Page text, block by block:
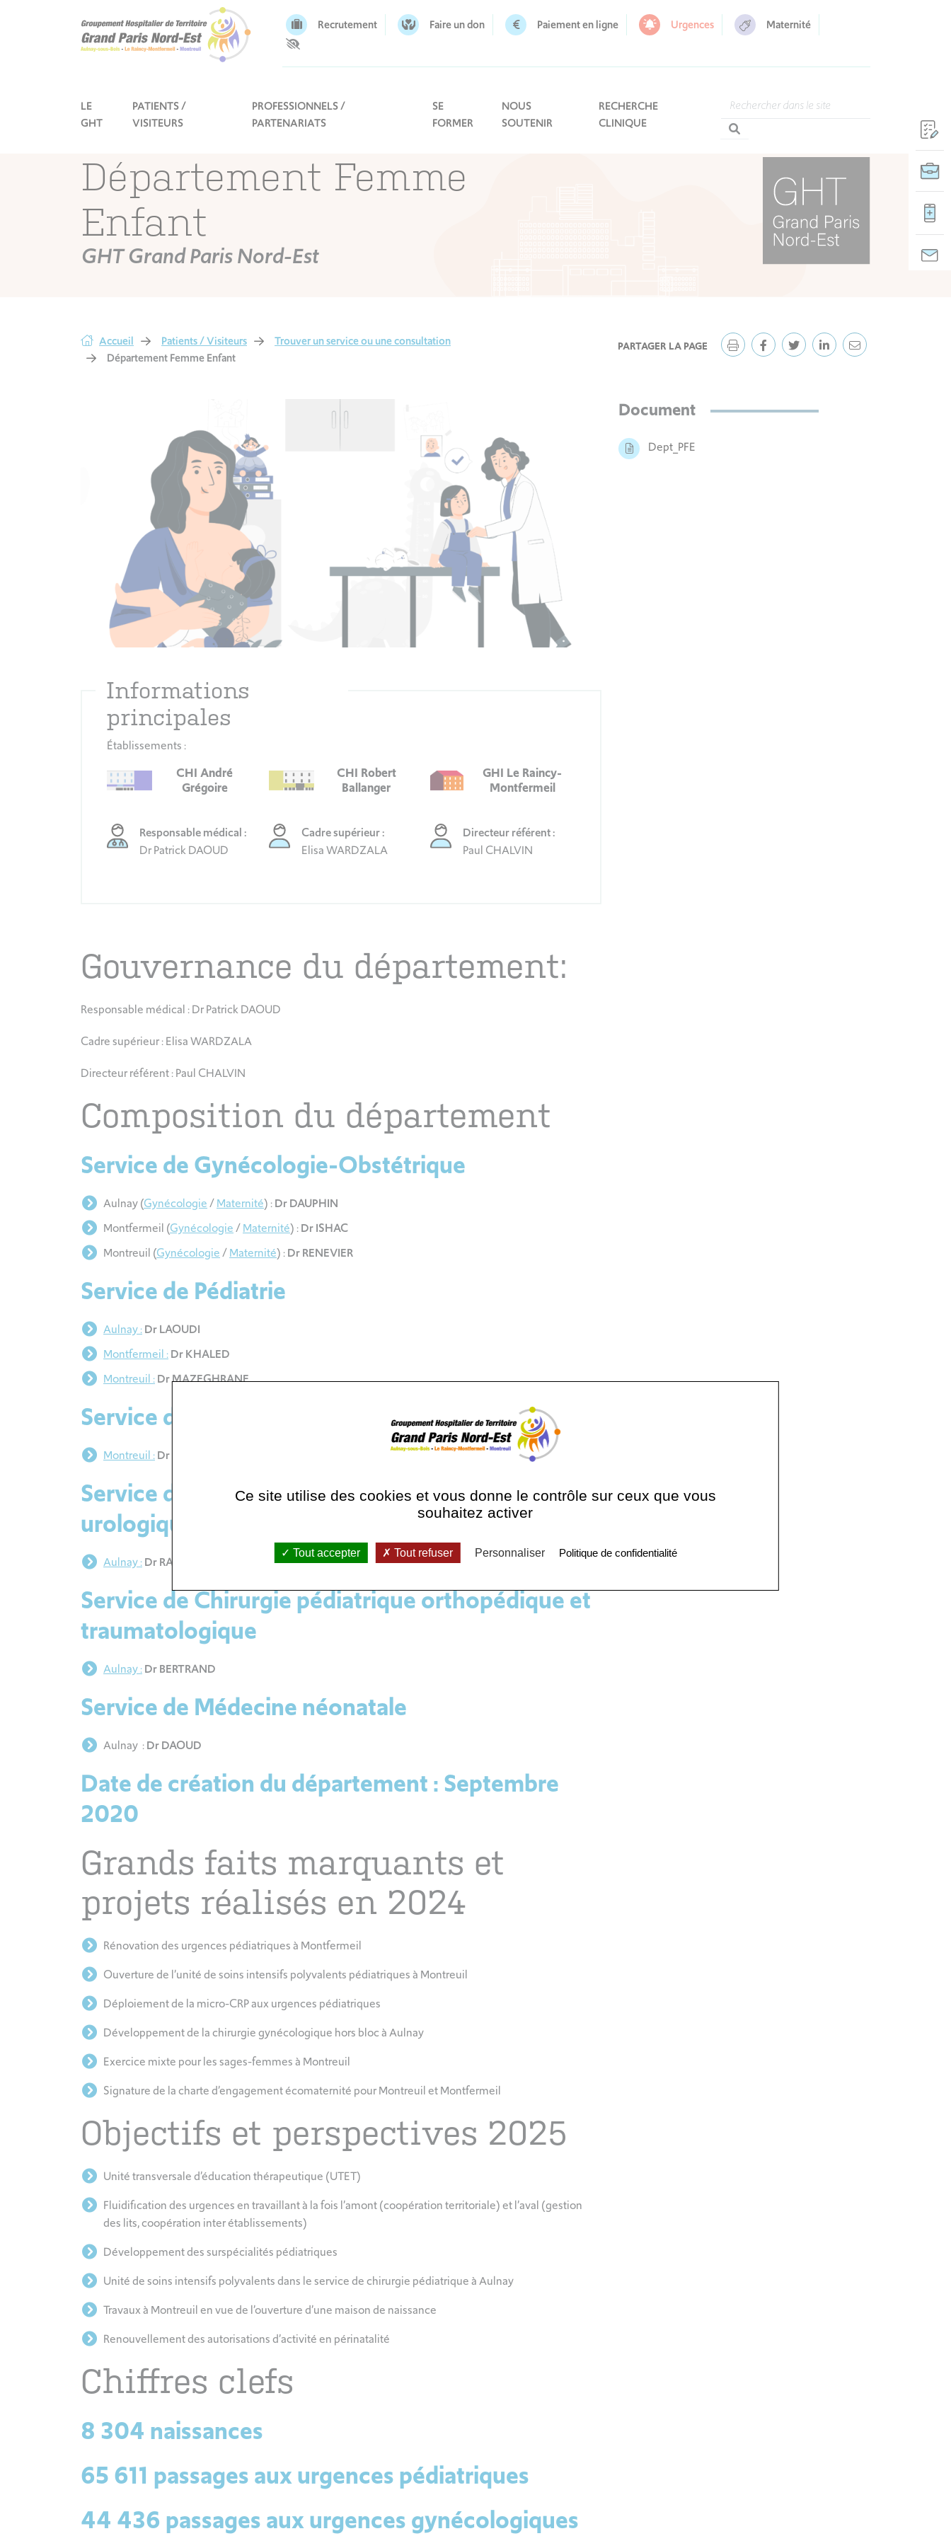
Recrutement Faire un don Paiement en ligne Urgences Maternité
LE
GHT
PATIENTS /
VISITEURS
PROFESSIONNELS /
PARTENARIATS
SE
FORMER
NOUS
SOUTENIR
RECHERCHE
CLINIQUE
Département Femme
Enfant
GHT Grand Paris Nord-Est
Accueil Patients / Visiteurs
Trouver un service ou une consultation
Département Femme Enfant
PARTAGER LA PAGE
Informations
principales
Établissements :
CHI André
Grégoire
CHI Robert
Ballanger
GHI Le Raincy-
Montfermeil
Responsable médical :
Dr Patrick DAOUD
Cadre supérieur :
Elisa WARDZALA
Directeur référent :
Paul CHALVIN
Gouvernance du département:
Responsable médical : Dr Patrick DAOUD
Cadre supérieur : Elisa WARDZALA
Directeur référent : Paul CHALVIN
Composition du département
Service de Gynécologie-Obstétrique
Aulnay (Gynécologie/Maternité) :Dr DAUPHIN
Montfermeil (Gynécologie/Maternité) :Dr ISHAC
Montreuil (Gynécologie/Maternité) :Dr RENEVIER
Service de Pédiatrie
Aulnay :Dr LAOUDI
Montfermeil :Dr KHALED
Montreuil :Dr MAZEGHRANE
Service de Réanimation et médecine néonatale
Montreuil :Dr WOLFF
Service de Chirurgie pédiatrique viscérale et
urologique
Aulnay :Dr RAQUILLET
Service de Chirurgie pédiatrique orthopédique et
traumatologique
Aulnay :Dr BERTRAND
Service de Médecine néonatale
Aulnay :Dr DAOUD
Date de création du département : Septembre
2020
Grands faits marquants et
projets réalisés en 2024
Rénovation des urgences pédiatriques à Montfermeil
Ouverture de l’unité de soins intensifs polyvalents pédiatriques à Montreuil
Déploiement de la micro-CRP aux urgences pédiatriques
Développement de la chirurgie gynécologique hors bloc à Aulnay
Exercice mixte pour les sages-femmes à Montreuil
Signature de la charte d’engagement écomaternité pour Montreuil et Montfermeil
Objectifs et perspectives 2025
Unité transversale d’éducation thérapeutique (UTET)
Fluidification des urgences en travaillant à la fois l’amont (coopération territoriale) et l’aval (gestion
des lits, coopération inter établissements)
Développement des surspécialités pédiatriques
Unité de soins intensifs polyvalents dans le service de chirurgie pédiatrique à Aulnay
Travaux à Montreuil en vue de l’ouverture d’une maison de naissance
Renouvellement des autorisations d’activité en périnatalité
Chiffres clefs
8 304 naissances
65 611 passages aux urgences pédiatriques
44 436 passages aux urgences gynécologiques
Document
Dept_PFE
Ce site utilise des cookies et vous donne le contrôle sur ceux que vous
souhaitez activer
Tout accepter Tout refuser Personnaliser Politique de confidentialité